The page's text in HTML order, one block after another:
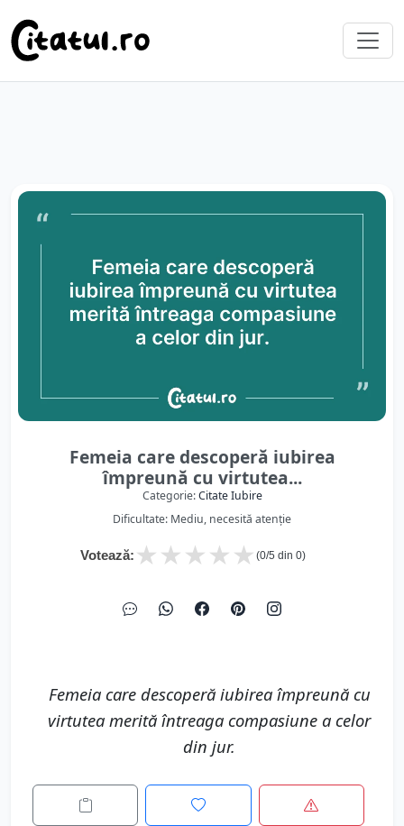
Femeia care descoperă iubirea
împreună cu virtutea...
Categorie:Citate Iubire
Dificultate: Mediu, necesită atenție
Votează: ★
★
★
★
★ (0/5 din 0)
Femeia care descoperă iubirea împreună cu
virtutea merită întreaga compasiune a celor
din jur.